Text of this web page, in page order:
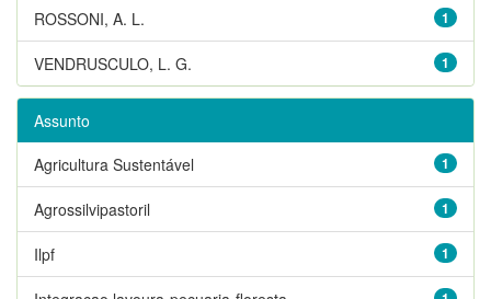
1
ROSSONI, A. L.
1
VENDRUSCULO, L. G.
Assunto
1
Agricultura Sustentável
1
Agrossilvipastoril
1
Ilpf